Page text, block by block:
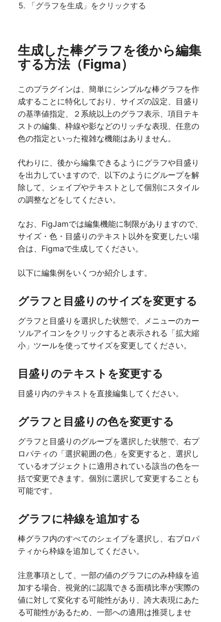
「グラフを生成」をクリックする
生成した棒グラフを後から編集
する方法（Figma）
このプラグインは、簡単にシンプルな棒グラフを作
成することに特化しており、サイズの設定、目盛り
の基準値指定、２系統以上のグラフ表示、項目テキ
ストの編集、枠線や影などのリッチな表現、任意の
色の指定といった複雑な機能はありません。
代わりに、後から編集できるようにグラフや目盛り
を出力していますので、以下のようにグループを解
除して、シェイプやテキストとして個別にスタイル
の調整などをしてください。
なお、FigJamでは編集機能に制限がありますので、
サイズ・色・目盛りのテキスト以外を変更したい場
合は、Figmaで生成してください。
以下に編集例をいくつか紹介します。
グラフと目盛りのサイズを変更する
グラフと目盛りを選択した状態で、メニューのカー
ソルアイコンをクリックすると表示される「拡大縮
小」ツールを使ってサイズを変更してください。
目盛りのテキストを変更する
目盛り内のテキストを直接編集してください。
グラフと目盛りの色を変更する
グラフと目盛りのグループを選択した状態で、右プ
ロパティの「選択範囲の色」を変更すると、選択し
ているオブジェクトに適用されている該当の色を一
括で変更できます。個別に選択して変更することも
可能です。
グラフに枠線を追加する
棒グラフ内のすべてのシェイプを選択し、右プロパ
ティから枠線を追加してください。
注意事項として、一部の値のグラフにのみ枠線を追
加する場合、視覚的に認識できる面積比率が実際の
値に対して変化する可能性があり、誇大表現にあた
る可能性があるため、一部への適用は推奨しませ